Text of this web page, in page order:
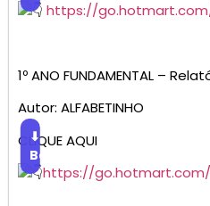
https://go.hotmart.com/
1º ANO FUNDAMENTAL –
Autor: ALFABETINHO
CLIQUE AQUI
⬇
Baixar
https://go.hotmart.com/